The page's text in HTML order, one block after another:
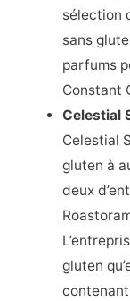
sélection
sans
parfums
Constant
Celestial
Celestial
gluten à
deux
gluten